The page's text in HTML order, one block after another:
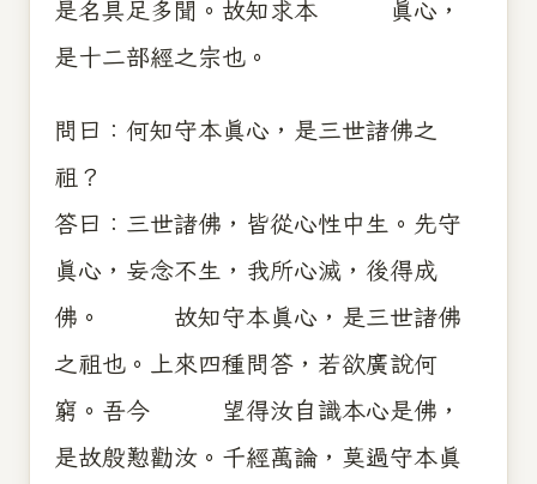
是名具足多聞。故知求本 真心，
是十二部經之宗也。
問曰：何知守本真心，是三世諸佛之
祖？
答曰：三世諸佛，皆從心性中生。先守
真心，妄念不生，我所心滅，後得成
佛。 故知守本真心，是三世諸佛
之祖也。上來四種問答，若欲廣說何
窮。吾今 望得汝自識本心是佛，
是故殷懃勸汝。千經萬論，莫過守本真